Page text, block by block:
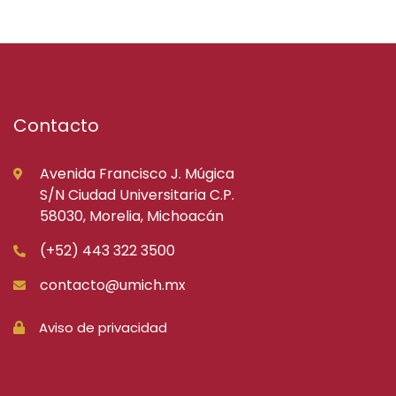
Contacto
Avenida Francisco J. Múgica
S/N Ciudad Universitaria C.P.
58030, Morelia, Michoacán
(+52) 443 322 3500
contacto@umich.mx
Aviso de privacidad